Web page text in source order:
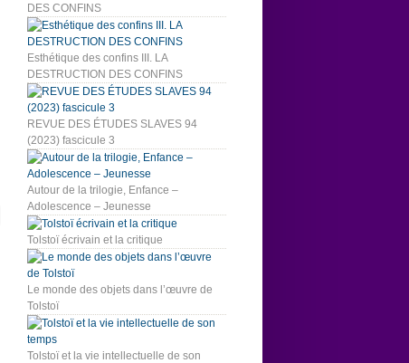
DES CONFINS
Esthétique des confins III. LA
DESTRUCTION DES CONFINS
REVUE DES ÉTUDES SLAVES 94
(2023) fascicule 3
Autour de la trilogie, Enfance –
Adolescence – Jeunesse
Tolstoï écrivain et la critique
Le monde des objets dans l’œuvre de
Tolstoï
Tolstoï et la vie intellectuelle de son